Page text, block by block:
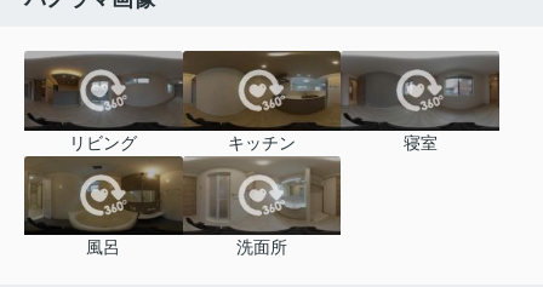
リビング キッチン 寝室
風呂 洗面所